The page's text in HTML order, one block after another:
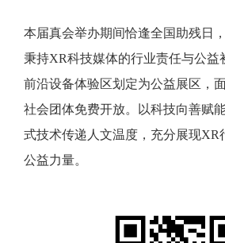
本届真会举办期间恰逢全国助残日
秉持XR科技媒体的行业责任与公益
前沿设备体验区划定为公益展区，
社会团体免费开放。以科技向善赋
式技术传递人文温度，充分展现XR
公益力量。